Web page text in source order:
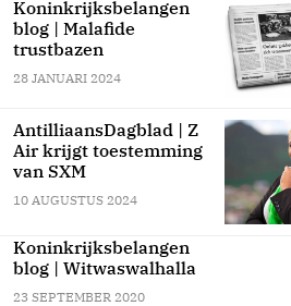
Koninkrijksbelangen
blog | Malafide
trustbazen
28 JANUARI 2024
AntilliaansDagblad | Z
Air krijgt toestemming
van SXM
10 AUGUSTUS 2024
Koninkrijksbelangen
blog | Witwaswalhalla
23 SEPTEMBER 2020